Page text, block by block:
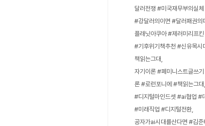
달러전쟁 #미국재무부의실
#강달러의이면 #달러패권의
플래닛아쿠아 #제러미리프
#기후위기책추천 #신유목시
책읽는그대
자기이론 #페미니스트글쓰기
론 #로런포니에 #책읽는그대
#디지털마인드셋 #ai협업 #
#미래직업 #디지털전환
공자가ai시대를산다면 #김